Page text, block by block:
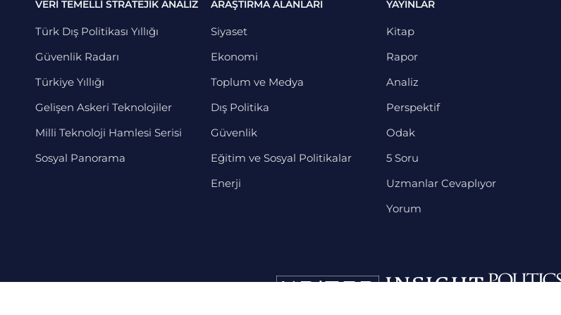
VERİ TEMELLİ STRATEJİK ANALİZ
Türk Dış Politikası Yıllığı
Güvenlik Radarı
Türkiye Yıllığı
Gelişen Askeri Teknolojiler
Milli Teknoloji Hamlesi Serisi
Sosyal Panorama
ARAŞTIRMA ALANLARI
Siyaset
Ekonomi
Toplum ve Medya
Dış Politika
Güvenlik
Eğitim ve Sosyal Politikalar
Enerji
YAYINLAR
Kitap
Rapor
Analiz
Perspektif
Odak
5 Soru
Uzmanlar Cevaplıyor
Yorum